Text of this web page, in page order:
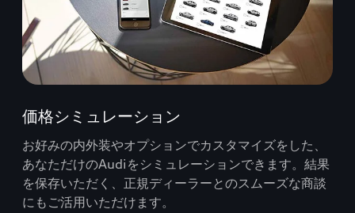
価格シミュレーション
お好みの内外装やオプションでカスタマイズをした、
あなただけのAudiをシミュレーションできます。結果
を保存いただく、正規ディーラーとのスムーズな商談
にもご活用いただけます。